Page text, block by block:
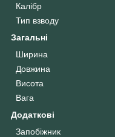
Калібр
Тип взводу
Загальні
Ширина
Довжина
Висота
Вага
Додаткові
Запобіжник